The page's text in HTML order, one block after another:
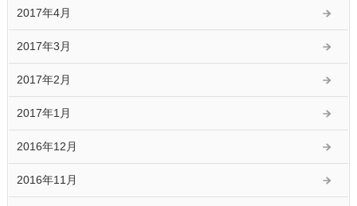
2017年4月
2017年3月
2017年2月
2017年1月
2016年12月
2016年11月